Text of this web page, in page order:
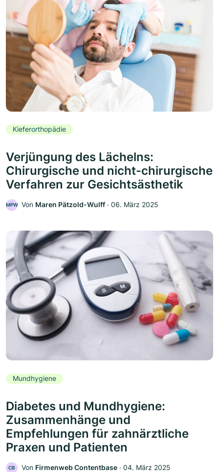
Kieferorthopädie
Verjüngung des Lächelns:
Chirurgische und nicht-chirurgische
Verfahren zur Gesichtsästhetik
MPW Von Maren Pätzold-Wulff ‧ 06. März 2025
Mundhygiene
Diabetes und Mundhygiene:
Zusammenhänge und
Empfehlungen für zahnärztliche
Praxen und Patienten
CB Von Firmenweb Contentbase ‧ 04. März 2025